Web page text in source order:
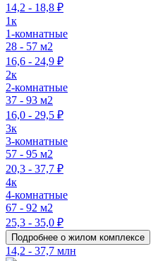
14,2 - 18,8 ₽
1к
1-комнатные
28 - 57 м2
16,6 - 24,9 ₽
2к
2-комнатные
37 - 93 м2
16,0 - 29,5 ₽
3к
3-комнатные
57 - 95 м2
20,3 - 37,7 ₽
4к
4-комнатные
67 - 92 м2
25,3 - 35,0 ₽
Подробнее о жилом комплексе
14,2 - 37,7 млн